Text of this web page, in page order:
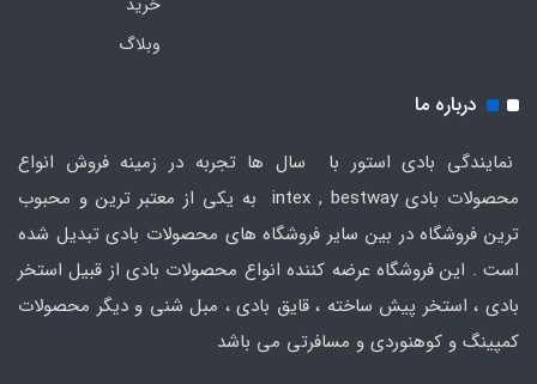
وبلاگ
درباره ما
نمایندگی بادی استور با سال ها تجربه در زمینه فروش انواع
محصولات بادی intex , bestway به یکی از معتبر ترین و محبوب
ترین فروشگاه در بین سایر فروشگاه های محصولات بادی تبدیل شده
است . این فروشگاه عرضه کننده انواع محصولات بادی از قبیل استخر
بادی ، استخر پیش ساخته ، قایق بادی ، مبل شنی و دیگر محصولات
کمپینگ و کوهنوردی و مسافرتی می باشد